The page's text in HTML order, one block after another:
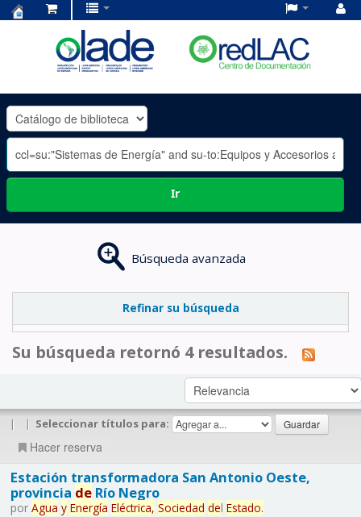
OLADE
-
Ir
Búsqueda avanzada
Refinar su búsqueda
Su búsqueda retornó 4 resultados.
| | Seleccionar títulos para:
Hacer reserva
Estación transformadora San Antonio Oeste,
provincia deRío Negro
por Agua y Energía Eléctrica, Sociedad del Estado.